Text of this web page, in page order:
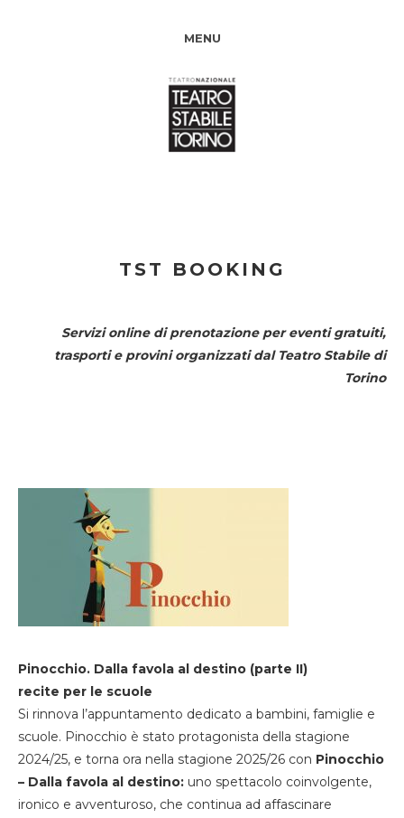
MENU
TST BOOKING
Servizi online di prenotazione per eventi gratuiti,
trasporti e provini organizzati dal Teatro Stabile di
Torino
Pinocchio. Dalla favola al destino (parte II)
recite per le scuole
Si rinnova l’appuntamento dedicato a bambini, famiglie e
scuole. Pinocchio è stato protagonista della stagione
2024/25, e torna ora nella stagione 2025/26 con Pinocchio
– Dalla favola al destino: uno spettacolo coinvolgente,
ironico e avventuroso, che continua ad affascinare